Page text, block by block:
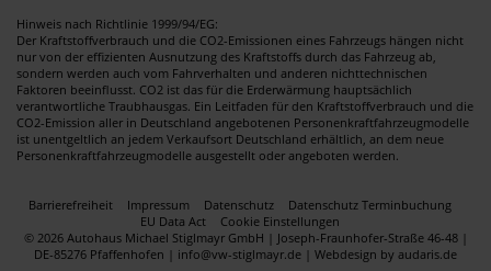
Hinweis nach Richtlinie 1999/94/EG:
Der Kraftstoffverbrauch und die CO2-Emissionen eines Fahrzeugs hängen nicht
nur von der effizienten Ausnutzung des Kraftstoffs durch das Fahrzeug ab,
sondern werden auch vom Fahrverhalten und anderen nichttechnischen
Faktoren beeinflusst. CO2 ist das für die Erderwärmung hauptsächlich
verantwortliche Traubhausgas. Ein Leitfaden für den Kraftstoffverbrauch und die
CO2-Emission aller in Deutschland angebotenen Personenkraftfahrzeugmodelle
ist unentgeltlich an jedem Verkaufsort Deutschland erhältlich, an dem neue
Personenkraftfahrzeugmodelle ausgestellt oder angeboten werden.
Barrierefreiheit Impressum Datenschutz
Datenschutz Terminbuchung
EU Data Act
Cookie Einstellungen
© 2026 Autohaus Michael Stiglmayr GmbH | Joseph-Fraunhofer-Straße 46-48 |
DE-85276 Pfaffenhofen | info@vw-stiglmayr.de | Webdesign by audaris.de